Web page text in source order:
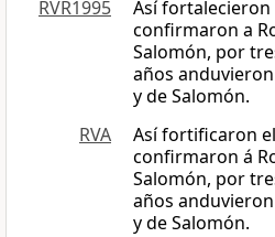
RVR1995
Así fortalecieron
confirmaron a
Salomón, por
años
y de Salomón.
RVA
Así fortificaron
confirmaron á
Salomón, por
años
y de Salomón.